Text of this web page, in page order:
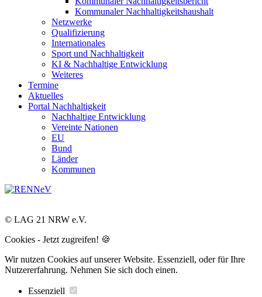
Kommunaler Nachhaltigkeitshaushalt
Netzwerke
Qualifizierung
Internationales
Sport und Nachhaltigkeit
KI & Nachhaltige Entwicklung
Weiteres
Termine
Aktuelles
Portal Nachhaltigkeit
Nachhaltige Entwicklung
Vereinte Nationen
EU
Bund
Länder
Kommunen
© LAG 21 NRW e.V.
Cookies - Jetzt zugreifen! 🍪
Wir nutzen Cookies auf unserer Website. Essenziell, oder für Ihre
Nutzererfahrung. Nehmen Sie sich doch einen.
Essenziell